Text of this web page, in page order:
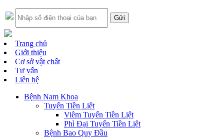
Trang chủ
Giới thiệu
Cơ sở vật chất
Tư vấn
Liên hệ
Bệnh Nam Khoa
Tuyến Tiền Liệt
Viêm Tuyến Tiền Liệt
Phì Đại Tuyến Tiền Liệt
Bệnh Bao Quy Đầu